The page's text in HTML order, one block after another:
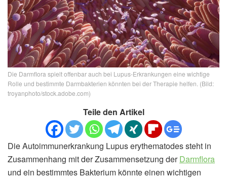
Die Darmflora spielt offenbar auch bei Lupus-Erkrankungen eine wichtige
Rolle und bestimmte Darmbakterien könnten bei der Therapie helfen. (Bild:
troyanphoto/stock.adobe.com)
Teile den Artikel
Die Autoimmunerkrankung Lupus erythematodes steht in
Zusammenhang mit der Zusammensetzung derDarmflora
und ein bestimmtes Bakterium könnte einen wichtigen